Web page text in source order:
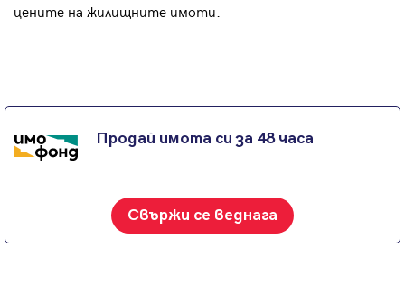
цените на жилищните имоти.
Продай имота си за 48 часа
Свържи се веднага